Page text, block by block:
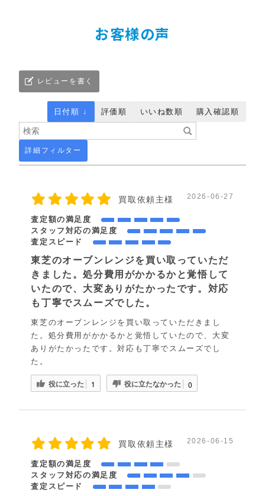
お客様の声
レビューを書く
詳細フィルター
日付順 ↓ 評価順 いいね数順 購入確認順
買取依頼主様 2026-06-27
査定額の満足度
スタッフ対応の満足度
査定スピード
東芝のオーブンレンジを買い取っていただ
きました。処分費用がかかるかと覚悟して
いたので、大変ありがたかったです。対応
も丁寧でスムーズでした。
東芝のオーブンレンジを買い取っていただきまし
た。処分費用がかかるかと覚悟していたので、大変
ありがたかったです。対応も丁寧でスムーズでし
た。
役に立った 1 役に立たなかった 0
買取依頼主様 2026-06-15
査定額の満足度
スタッフ対応の満足度
査定スピード